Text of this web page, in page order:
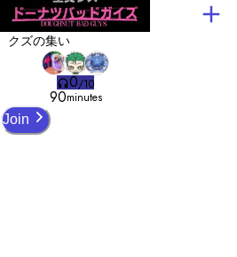
クズの集い
0/10
90minutes
Join